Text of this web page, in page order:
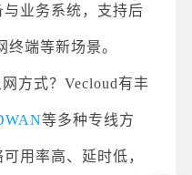
业务系统，支持后
端等新场景。
方式？Vecloud有丰
等多种专线方
用率高、延时低，